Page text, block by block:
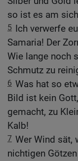
so ist es am
5 Ich verwerfe
Samaria! Der
Wie lange noch
Schmutz zu
6 Was hat so
Bild ist kein
gemacht, zu
Kalb!
7 Wer Wind sät,
nichtigen